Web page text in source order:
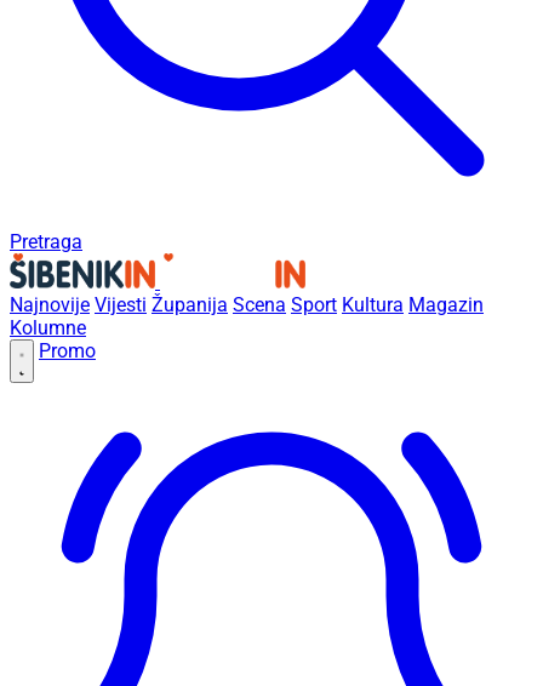
Pretraga
Najnovije Vijesti Županija Scena Sport Kultura Magazin
Kolumne
Promo